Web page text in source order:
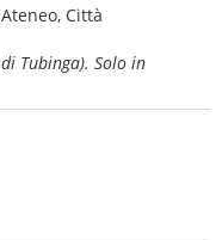
Città
Tubinga). Solo in